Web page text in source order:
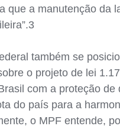
que a manutenção da
também se
o projeto de lei
com a proteção
do país para a
o MPF entende,